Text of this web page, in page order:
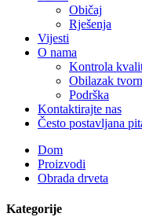
Običaj
Rješenja
Vijesti
O nama
Kontrola
Obilazak
Podrška
Kontaktirajte nas
Često postavljana
Dom
Proizvodi
Obrada drveta
Kategorije